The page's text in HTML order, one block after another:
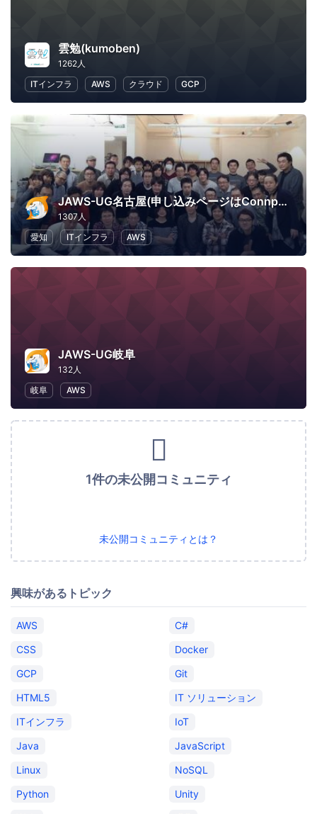
雲勉(kumoben)
1262人
ITインフラ
AWS クラウド GCP
JAWS-UG名古屋(申し込みページはConnpassへ移行)
1307人
愛知
ITインフラ AWS
JAWS-UG岐阜
132人
岐阜
AWS
1件の未公開コミュニティ
未公開コミュニティとは？
興味があるトピック
AWS
C#
CSS
Docker
GCP
Git
HTML5
IT ソリューション
ITインフラ
IoT
Java
JavaScript
Linux
NoSQL
Python
Unity